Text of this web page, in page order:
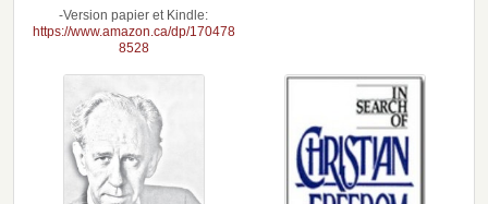
-Version papier et Kindle:
https://www.amazon.ca/dp/170478
8528